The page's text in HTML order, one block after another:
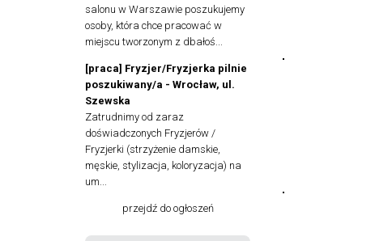
salonu w Warszawie poszukujemy
osoby, która chce pracować w
miejscu tworzonym z dbałoś...
[praca] Fryzjer/Fryzjerka pilnie
poszukiwany/a - Wrocław, ul.
Szewska
Zatrudnimy od zaraz
doświadczonych Fryzjerów /
Fryzjerki (strzyżenie damskie,
męskie, stylizacja, koloryzacja) na
um...
przejdź do ogłoszeń